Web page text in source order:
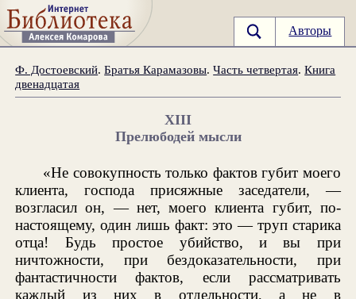
Авторы
Ф. Достоевский.Братья Карамазовы.Часть четвертая.Книга
двенадцатая
XIII
Прелюбодей мысли
«Не совокупность только фактов губит моего
клиента, господа присяжные заседатели, —
возгласил он, — нет, моего клиента губит, по-
настоящему, один лишь факт: это — труп старика
отца! Будь простое убийство, и вы при
ничтожности, при бездоказательности, при
фантастичности фактов, если рассматривать
каждый из них в отдельности, а не в